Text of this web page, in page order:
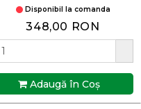
Disponibil la comanda
348,00 RON
Adaugă în Coş